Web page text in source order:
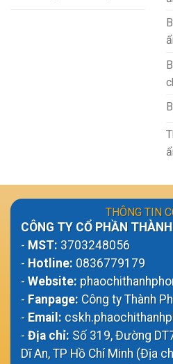
THÔNG TIN
CÔNG TY CỔ PHẦN
- MST: 3703248056
- Hotline: 0836779179
- Website:
- Fanpage: Công ty Thành
- Email:
- Địa chỉ: Số 319, Đường
Dĩ An, TP Hồ Chí Minh (Địa